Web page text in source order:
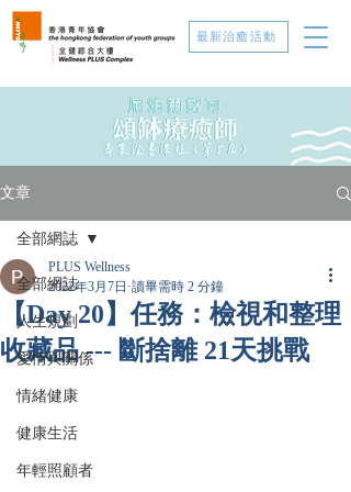
最新治癒活動
文章
全部網誌
人生規劃
愛情與關係
情緒健康
健康生活
年輕照顧者
全部網誌
【Day 20】任務：檢視和整理
收藏品 --- 斷捨離 21天挑戰
PLUS Wellness
2022年3月7日 讀畢需時 2 分鐘